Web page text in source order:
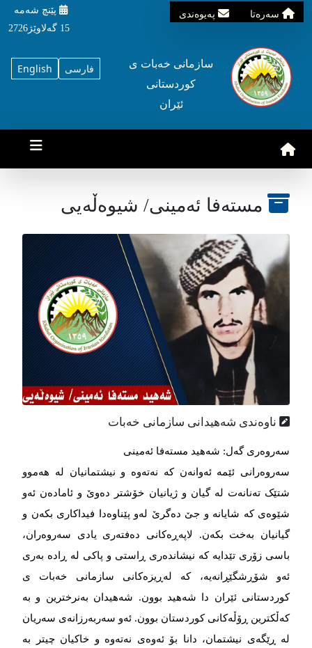
سه‌ره‌تا په‌یوه‌ندی
پێنچ شه‌مه‌
15 گه‌لاوێژ2726
English فارسی
سازمانی خه‌بات ی
کوردستانی
ئێران
مسته‌فا ئه‌مینی/ شیوه‌ڵه‌یی
ناوه‌ندی شه‌هیدانی سازمانی خه‌بات
سەروەری گەل: شەهید مستەفا ئەمینی
سەروەرانی ئێمە ئەوانەن کە نەتەوە و نیشتمانیان لە هەموو
شتێک تەنانەت لە گیان و ژیانیان خۆشتر دەوێ و ئامادەن ئەو
شێوەی کە شایانە و جێ دەگرێ لەو پێناوەدا فیداکاری بکەن و
گیانیان بەخت بکەن. لاپەڕەکانی دەفتەری یادی سەروەران،
باسی زۆری تێدایە کە نیشاندەری ڕاستی و پاکی لە ڕادە بەری
ئەو شۆڕشگێڕانەیە، کە لەڕیزەکانی سازمانی خەبات ی
کوردستانی ئێران دا شەهید بوون. شەهیدان بەنرخترین و بە
کەڵکترین ڕۆڵەکانی کوردستان بوون. ئەو سەربەرزانەی سەریان
لە ڕێگەی نیشتمان، دانا بۆ ئەوەی نەتەوە و خاکیان چیتر بە